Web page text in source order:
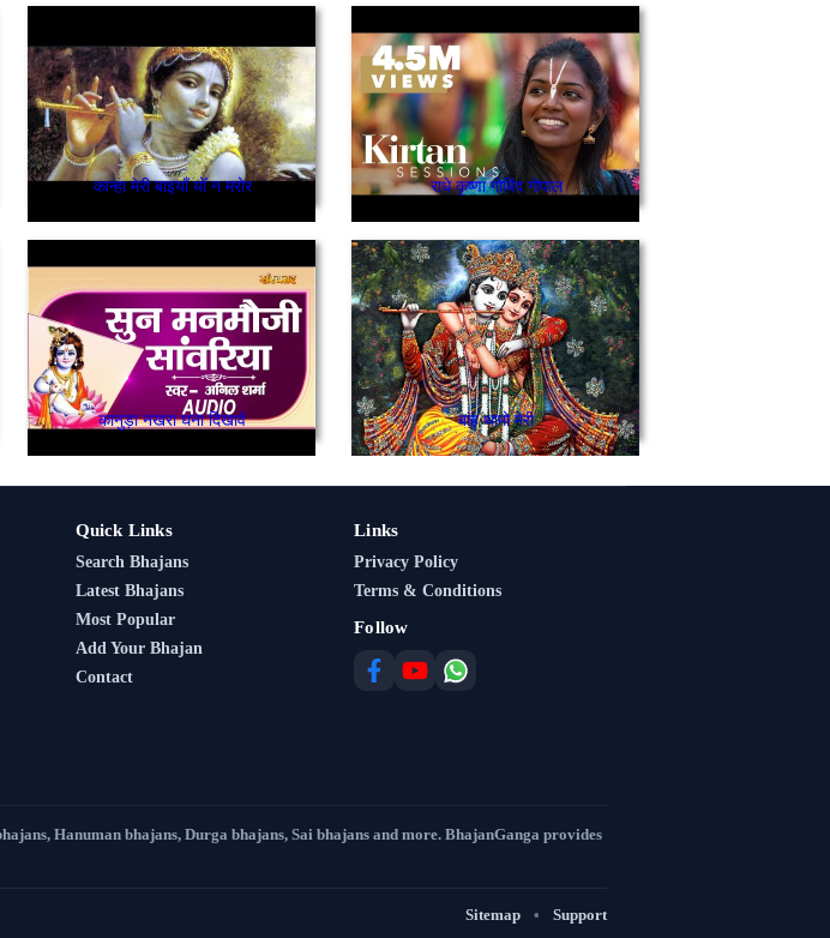
कान्हा मेरी बाइयाँ योँ न मरोर राधे कृष्णा गोबिंद गोपाल
कानुड़ा नखरा घना दिखावे बांह थामो मेरी
Quick Links
Search Bhajans
Latest Bhajans
Most Popular
Add Your Bhajan
Contact
Links
Privacy Policy
Terms & Conditions
Follow
Hanuman bhajans, Durga bhajans, Sai bhajans and more. BhajanGanga provides
Sitemap • Support